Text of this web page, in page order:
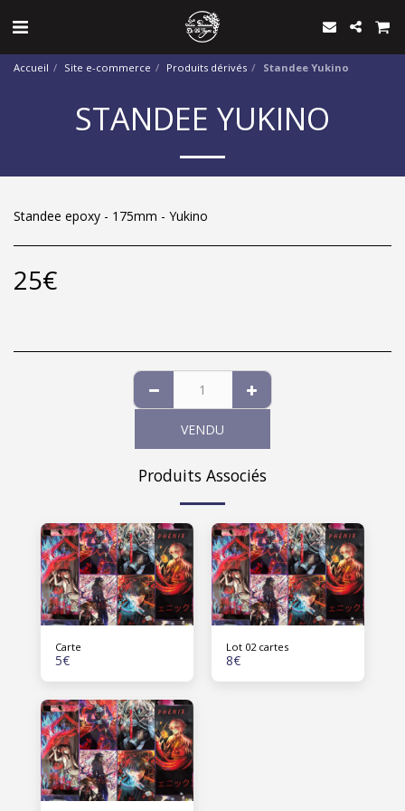
Accueil Site e-commerce Produits dérivés Standee Yukino
STANDEE YUKINO
Standee epoxy - 175mm - Yukino
25€
VENDU
Produits Associés
Carte
5€
Lot 02 cartes
8€